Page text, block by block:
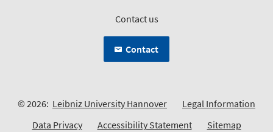
Contact us
Contact
© 2026: Leibniz University Hannover
Legal Information
Data Privacy
Accessibility Statement Sitemap